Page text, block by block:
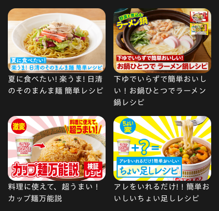
夏に食べたい! 楽うま! 日清
のそのまんま麺 簡単レシピ
下ゆでいらずで簡単おいし
い！お鍋ひとつでラーメン
鍋レシピ
料理に使えて、超うまい！
カップ麺万能説
アレをいれるだけ!！簡単お
いしいちょい足しレシピ